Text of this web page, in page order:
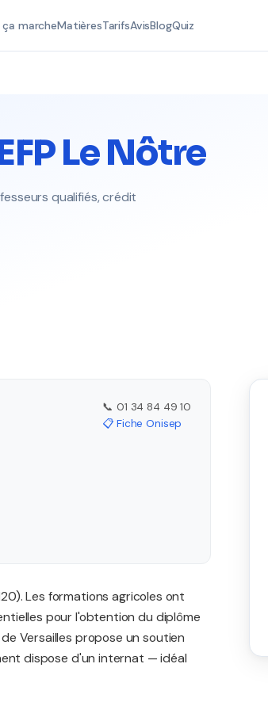
marcheMatièresTarifsAvisBlogQuiz
Le Nôtre
qualifiés, crédit
📞 01 34 84 49 10
📋 Fiche Onisep
Les formations agricoles ont
pour l'obtention du diplôme
Versailles propose un soutien
dispose d'un internat — idéal